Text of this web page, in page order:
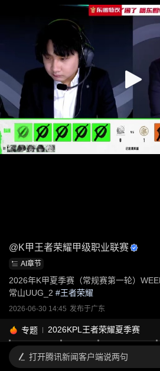
@K甲王者荣耀甲级职业联赛
AI章节
2026年K甲夏季赛（常规赛第一轮）
常山UUG_2 #王者荣耀
2026-06-30 14:45 发布于广东
专题 2026KPL王者荣耀夏季赛
打开腾讯新闻客户端说两句